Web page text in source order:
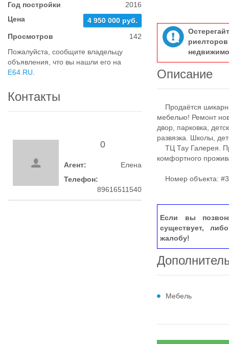
Год постройки
2016
Цена
4 950 000 руб.
Просмотров
142
Пожалуйста, сообщите владельцу
объявления, что вы нашли его на
E64.RU
Контакты
0
Агент:
Елена
Телефон:
89616511540
Описание
Продаётся
мебелью! Ремонт
двор, парковка,
развязка. Школы,
ТЦ Тау Галерея.
комфортного
Номер объекта:
Если вы
существует,
жалобу!
Мебель